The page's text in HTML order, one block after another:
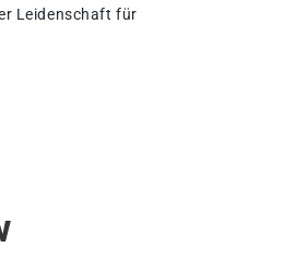
Leidenschaft für